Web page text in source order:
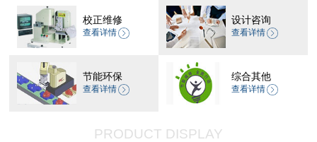
校正维修
查看详情
设计咨询
查看详情
节能环保
查看详情
综合其他
查看详情
PRODUCT DISPLAY